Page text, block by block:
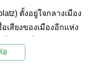
ตั้งอยู่ใจกลางเมือง
เสียงของเมืองอีกแห่ง
ประตูเมืองเก่าที่มีชื่อ
อ